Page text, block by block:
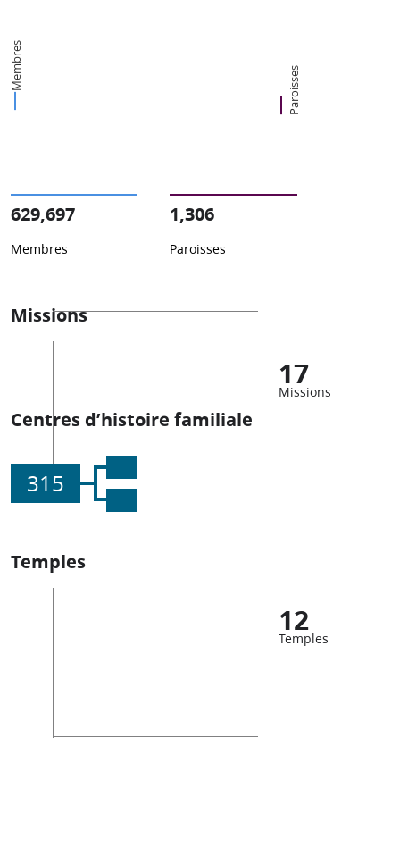
Membres Paroisses
629,697
Membres
1,306
Paroisses
Missions
17
Missions
Centres d’histoire familiale
315
Temples
12
Temples